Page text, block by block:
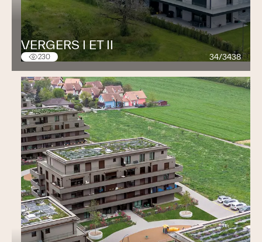
VERGERS I ET II
230 34/3438